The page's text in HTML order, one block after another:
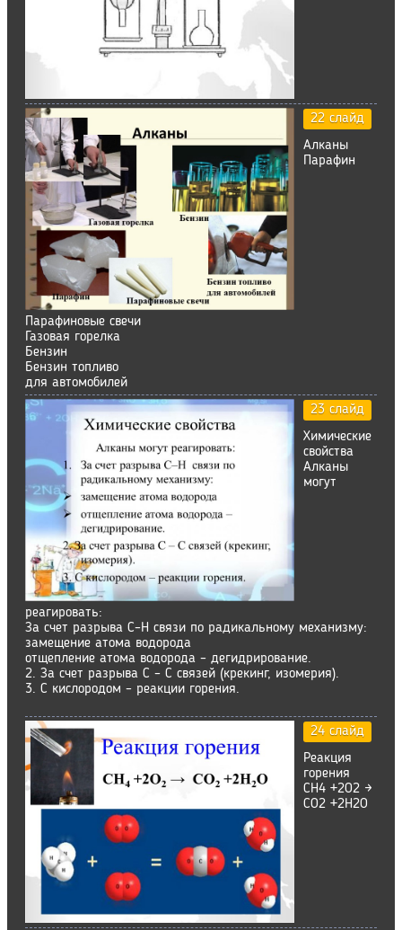
22 слайд
Алканы
Парафин
Парафиновые свечи
Газовая горелка
Бензин
Бензин топливо
для автомобилей
23 слайд
Химические
свойства
Алканы
могут
реагировать:
За счет разрыва С–Н связи по радикальному механизму:
замещение атома водорода
отщепление атома водорода – дегидрирование.
2. За счет разрыва С – С связей (крекинг, изомерия).
3. С кислородом – реакции горения.
24 слайд
Реакция
горения
СН4 +2О2 →
СО2 +2Н2О